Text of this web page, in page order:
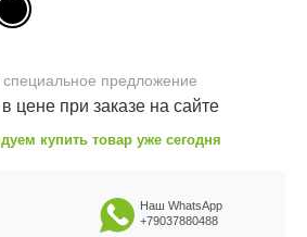
специальное предложение
цене при заказе на сайте
купить товар уже сегодня
Наш WhatsApp
+79037880488